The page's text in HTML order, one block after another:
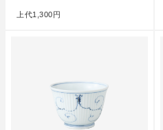
上代1,300円